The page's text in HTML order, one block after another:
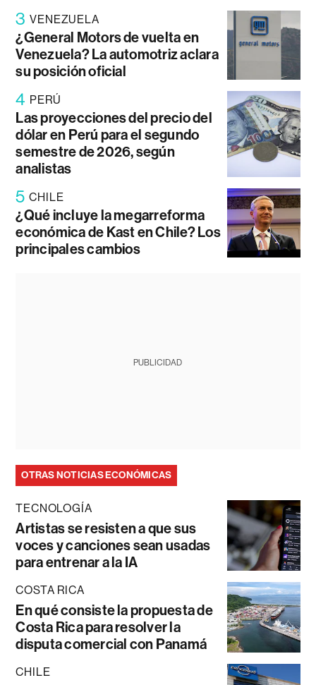
3 VENEZUELA
¿General Motors de vuelta en
Venezuela? La automotriz aclara
su posición oficial
4 PERÚ
Las proyecciones del precio del
dólar en Perú para el segundo
semestre de 2026, según
analistas
5 CHILE
¿Qué incluye la megarreforma
económica de Kast en Chile? Los
principales cambios
PUBLICIDAD
OTRAS NOTICIAS ECONÓMICAS
TECNOLOGÍA
Artistas se resisten a que sus
voces y canciones sean usadas
para entrenar a la IA
COSTA RICA
En qué consiste la propuesta de
Costa Rica para resolver la
disputa comercial con Panamá
CHILE